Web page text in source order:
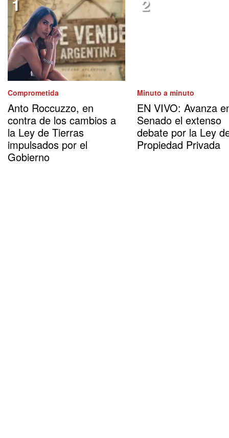
Comprometida
Anto Roccuzzo, en
contra de los cambios a
la Ley de Tierras
impulsados por el
Gobierno
Minuto a minuto
EN VIVO: Avanza
Senado el extenso
debate por la Ley
Propiedad Privada